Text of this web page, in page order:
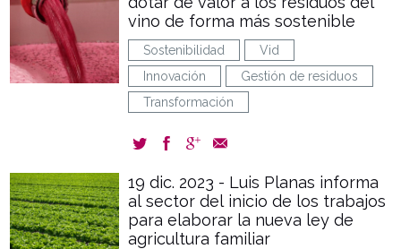
vino de forma más sostenible
Sostenibilidad
Vid
Innovación
Gestión de residuos
Transformación
19 dic. 2023 - Luis Planas informa
al sector del inicio de los trabajos
para elaborar la nueva ley de
agricultura familiar